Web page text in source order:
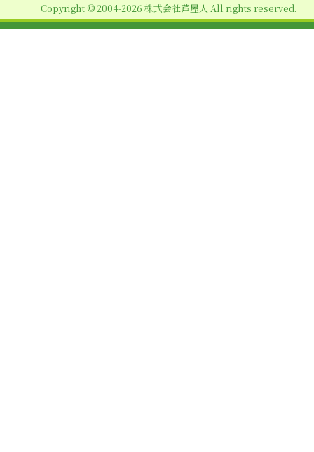
ン
Copyright © 2004-2026 株式会社芦屋人 All rights reserved.